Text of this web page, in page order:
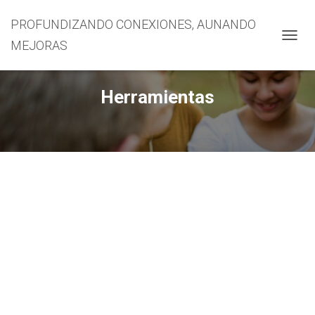
PROFUNDIZANDO CONEXIONES, AUNANDO
MEJORAS
Herramientas